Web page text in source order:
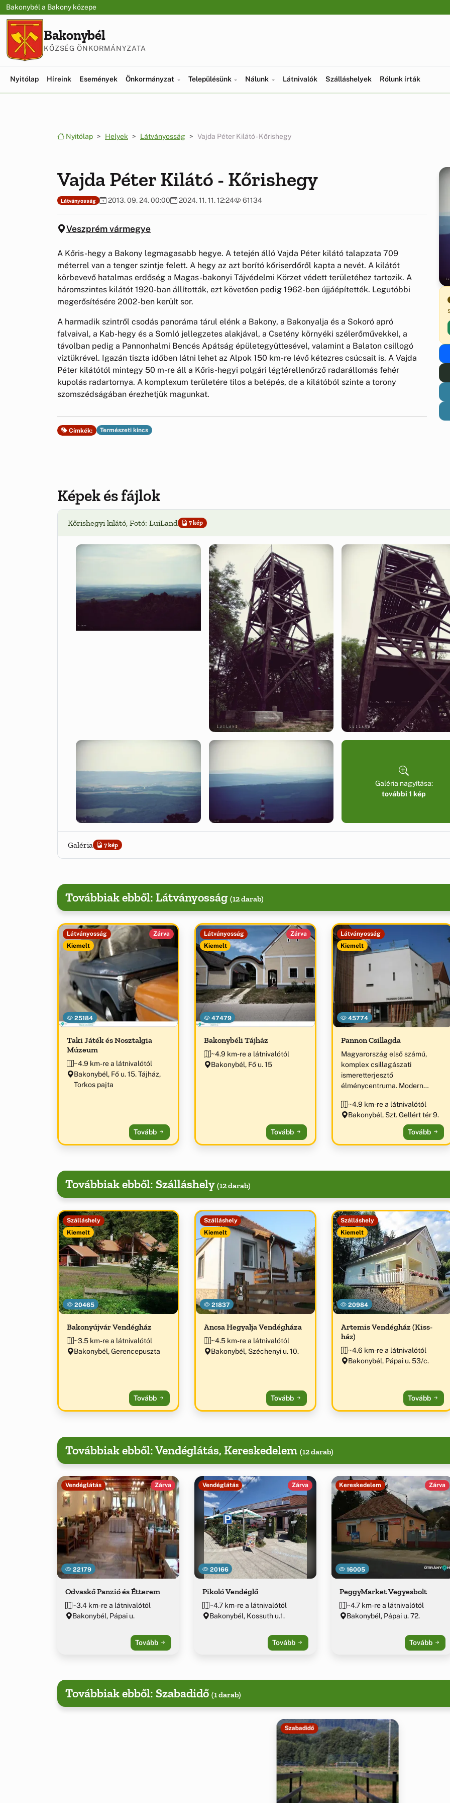
Ugrás a menüre
Ugrás a tartalomra
Bakonybél a Bakony közepe
Bakonybél
KÖZSÉG ÖNKORMÁNYZATA
Nyitólap Híreink Események Önkormányzat Településünk Nálunk Látnivalók Szálláshelyek Rólunk írták
Nyitólap Helyek Látványosság Vajda Péter Kilátó - Kőrishegy
Vajda Péter Kilátó - Kőrishegy
Látványosság 2013. 09. 24. 00:00 2024. 11. 11. 12:24 61134
Veszprém vármegye
A Kőris-hegy a Bakony legmagasabb hegye. A tetején álló Vajda Péter kilátó talapzata 709
méterrel van a tenger szintje felett. A hegy az azt borító kőriserdőről kapta a nevét. A kilátót
körbevevő hatalmas erdőség a Magas-bakonyi Tájvédelmi Körzet védett területéhez tartozik. A
háromszintes kilátót 1920-ban állították, ezt követően pedig 1962-ben újjáépítették. Legutóbbi
megerősítésére 2002-ben került sor.
A harmadik szintről csodás panoráma tárul elénk a Bakony, a Bakonyalja és a Sokoró apró
falvaival, a Kab-hegy és a Somló jellegzetes alakjával, a Csetény környéki szélerőművekkel, a
távolban pedig a Pannonhalmi Bencés Apátság épületegyüttesével, valamint a Balaton csillogó
víztükrével. Igazán tiszta időben látni lehet az Alpok 150 km-re lévő kétezres csúcsait is. A Vajda
Péter kilátótól mintegy 50 m-re áll a Kőris-hegyi polgári légtérellenőrző radarállomás fehér
kupolás radartornya. A komplexum területére tilos a belépés, de a kilátóból szinte a torony
szomszédságában érezhetjük magunkat.
Címkék: Természeti kincs
Képek és fájlok
Kőrishegyi kilátó, Fotó: LuiLand 7 kép
Galéria nagyítása:
további 1 kép
Galéria 7 kép
Továbbiak ebből: Látványosság (12 darab)
25184
Látványosság
Kiemelt
Zárva
Taki Játék és Nosztalgia
Múzeum
~4.9 km-re a látnivalótól
Bakonybél, Fő u. 15. Tájház,
Torkos pajta
Tovább
47479
Látványosság
Kiemelt
Zárva
Bakonybéli Tájház
~4.9 km-re a látnivalótól
Bakonybél, Fő u. 15
Tovább
45774
Látványosság
Kiemelt
Pannon Csillagda
Magyarország első számú,
komplex csillagászati
ismeretterjesztő
élménycentruma. Modern
show, interaktív űrkutatási és
csillagászati kiállítás. „Az év
látogatóközpontja 2012” díj
~4.9 km-re a látnivalótól
Bakonybél, Szt. Gellért tér 9.
Tovább
Továbbiak ebből: Szálláshely (12 darab)
20465
Szálláshely
Kiemelt
Bakonyújvár Vendégház
~3.5 km-re a látnivalótól
Bakonybél, Gerencepuszta
Tovább
21837
Szálláshely
Kiemelt
Ancsa Hegyalja Vendégháza
~4.5 km-re a látnivalótól
Bakonybél, Széchenyi u. 10.
Tovább
20984
Szálláshely
Kiemelt
Artemis Vendégház (Kiss-
ház)
~4.6 km-re a látnivalótól
Bakonybél, Pápai u. 53/c.
Tovább
Továbbiak ebből: Vendéglátás, Kereskedelem (12 darab)
22179
Vendéglátás Zárva
Odvaskő Panzió és Étterem
~3.4 km-re a látnivalótól
Bakonybél, Pápai u.
Tovább
20166
Vendéglátás Zárva
Pikoló Vendéglő
~4.7 km-re a látnivalótól
Bakonybél, Kossuth u.1.
Tovább
16005
Kereskedelem Zárva
PeggyMarket Vegyesbolt
~4.7 km-re a látnivalótól
Bakonybél, Pápai u. 72.
Tovább
Továbbiak ebből: Szabadidő (1 darab)
Szabadidő